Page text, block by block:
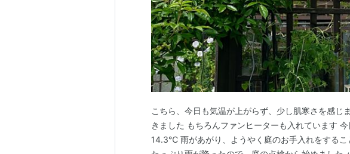
はないかという説がある。
秋のセンチメンタル現象
沈みゆく夕陽を見て涙する
金木犀の香りに昔の記憶を呼び覚ます
青春時代のラブソングを口ずさむ
「人肌が恋しい」と公言してしまう
すっかり忘れていた昔の恋（人）に思いを巡らせる
こちら、今日も気温が上がらず、少し肌寒さを感じ
きました もちろんファンヒーターも入れています
14.3℃ 雨があがり、ようやく庭のお手入れをするこ